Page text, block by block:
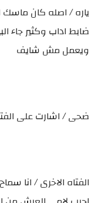
ياره / اصله كان
ضابط اداب وكثير جاء
ويعمل مش شايف
ضحى / اشارت على